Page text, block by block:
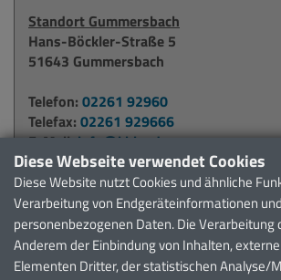
Diese Webseite verwendet Cookies
Diese Website nutzt Cookies und ähnliche
Verarbeitung von Endgeräteinformationen und
personenbezogenen Daten. Die Verarbeitung
Anderem der Einbindung von Inhalten,
Elementen Dritter, der statistischen Analyse/
Standort Gummersbach
Hans-Böckler-Straße 5
51643 Gummersbach
Telefon: 02261 92960
Telefax: 02261 929666
E-Mail: info@kbko.de
Standort Waldbröl
Alter Krankenhausweg 6
51545 Waldbröl